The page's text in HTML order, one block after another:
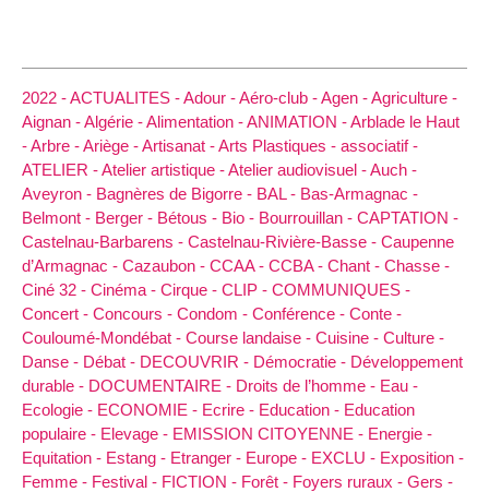
2022 -ACTUALITES -Adour -Aéro-club -Agen -Agriculture -
Aignan -Algérie -Alimentation -ANIMATION -Arblade le Haut
-Arbre -Ariège -Artisanat -Arts Plastiques - associatif -
ATELIER -Atelier artistique -Atelier audiovisuel -Auch -
Aveyron - Bagnères de Bigorre - BAL - Bas-Armagnac -
Belmont - Berger - Bétous - Bio - Bourrouillan - CAPTATION -
Castelnau-Barbarens - Castelnau-Rivière-Basse - Caupenne
d’Armagnac - Cazaubon - CCAA - CCBA - Chant - Chasse -
Ciné 32 - Cinéma - Cirque - CLIP - COMMUNIQUES -
Concert - Concours - Condom - Conférence - Conte -
Couloumé-Mondébat - Course landaise - Cuisine - Culture -
Danse - Débat - DECOUVRIR - Démocratie - Développement
durable - DOCUMENTAIRE - Droits de l’homme - Eau -
Ecologie - ECONOMIE - Ecrire - Education - Education
populaire - Elevage - EMISSION CITOYENNE - Energie -
Equitation - Estang - Etranger - Europe - EXCLU - Exposition -
Femme - Festival - FICTION - Forêt - Foyers ruraux - Gers -